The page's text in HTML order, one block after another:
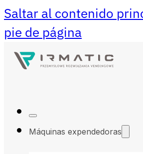
Saltar al contenido
pie de página
Máquinas expendedoras